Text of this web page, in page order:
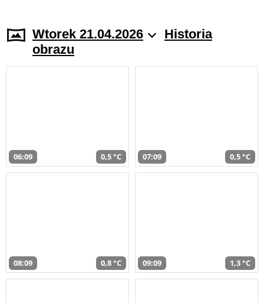
Wtorek 21.04.2026
Historia
obrazu
06:09 0,5 °C 07:09 0,5 °C
08:09 0,8 °C 09:09 1,3 °C